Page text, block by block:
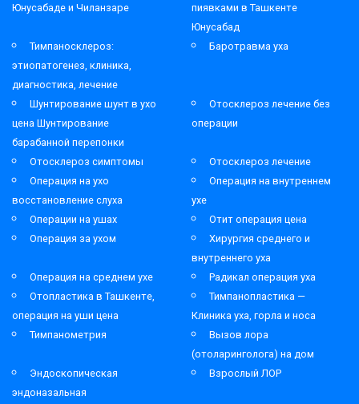
Юнусабаде и Чиланзаре
пиявками в Ташкенте
Юнусабад
Тимпаносклероз:
этиопатогенез, клиника,
диагностика, лечение
Баротравма уха
Шунтирование шунт в ухо
цена Шунтирование
барабанной перепонки
Отосклероз лечение без
операции
Отосклероз симптомы
Отосклероз лечение
Операция на ухо
восстановление слуха
Операция на внутреннем
ухе
Операции на ушах
Отит операция цена
Операция за ухом
Хирургия среднего и
внутреннего уха
Операция на среднем ухе
Радикал операция уха
Отопластика в Ташкенте,
операция на уши цена
Тимпанопластика —
Клиника уха, горла и носа
Тимпанометрия
Вызов лора
(отоларинголога) на дом
Эндоскопическая
эндоназальная
Взрослый ЛОР